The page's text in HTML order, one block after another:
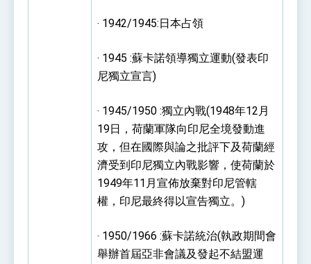
‧ 1942/1945:日本占領
‧ 1945 :蘇卡諾領導獨立運動(發表印
尼獨立宣言)
‧ 1945/1950 :獨立內戰(1948年12月
19日，荷蘭軍隊向印尼全境發動進
攻，但在國際與論之批評下及荷蘭經
濟受到印尼獨立內戰影響，使荷蘭於
1949年11月宣佈放棄對印尼管轄
權，印尼最終得以宣告獨立。)
‧ 1950/1966 :蘇卡諾統治(執政期間會
舉辦首屆亞非會議及發起不結盟運